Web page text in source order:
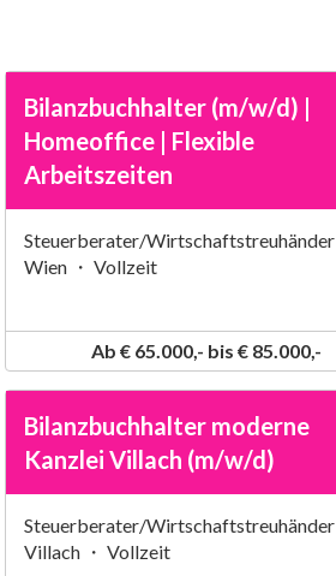
Bilanzbuchhalter (m/w/d) |
Homeoffice | Flexible
Arbeitszeiten
Steuerberater/Wirtschaftstreuhänder
Wien ・ Vollzeit
Ab € 65.000,- bis € 85.000,-
Bilanzbuchhalter moderne
Kanzlei Villach (m/w/d)
Steuerberater/Wirtschaftstreuhänder
Villach ・ Vollzeit